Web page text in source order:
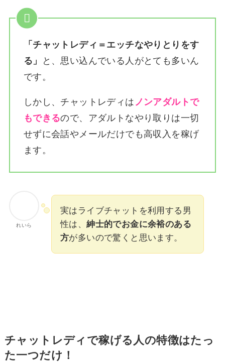
「チャットレディ＝エッチなやりとりをす
る」
と、思い込んでいる人がとても多いん
です。
しかし、チャットレディは ノンアダルトで
もできるので、アダルトなやり取りは一切
せずに会話やメールだけでも高収入を稼げ
ます。
れいら
実はライブチャットを利用する男
性は、紳士的でお金に余裕のある
方が多いので驚くと思います。
チャットレディで稼げる人の特徴はたっ
た一つだけ！